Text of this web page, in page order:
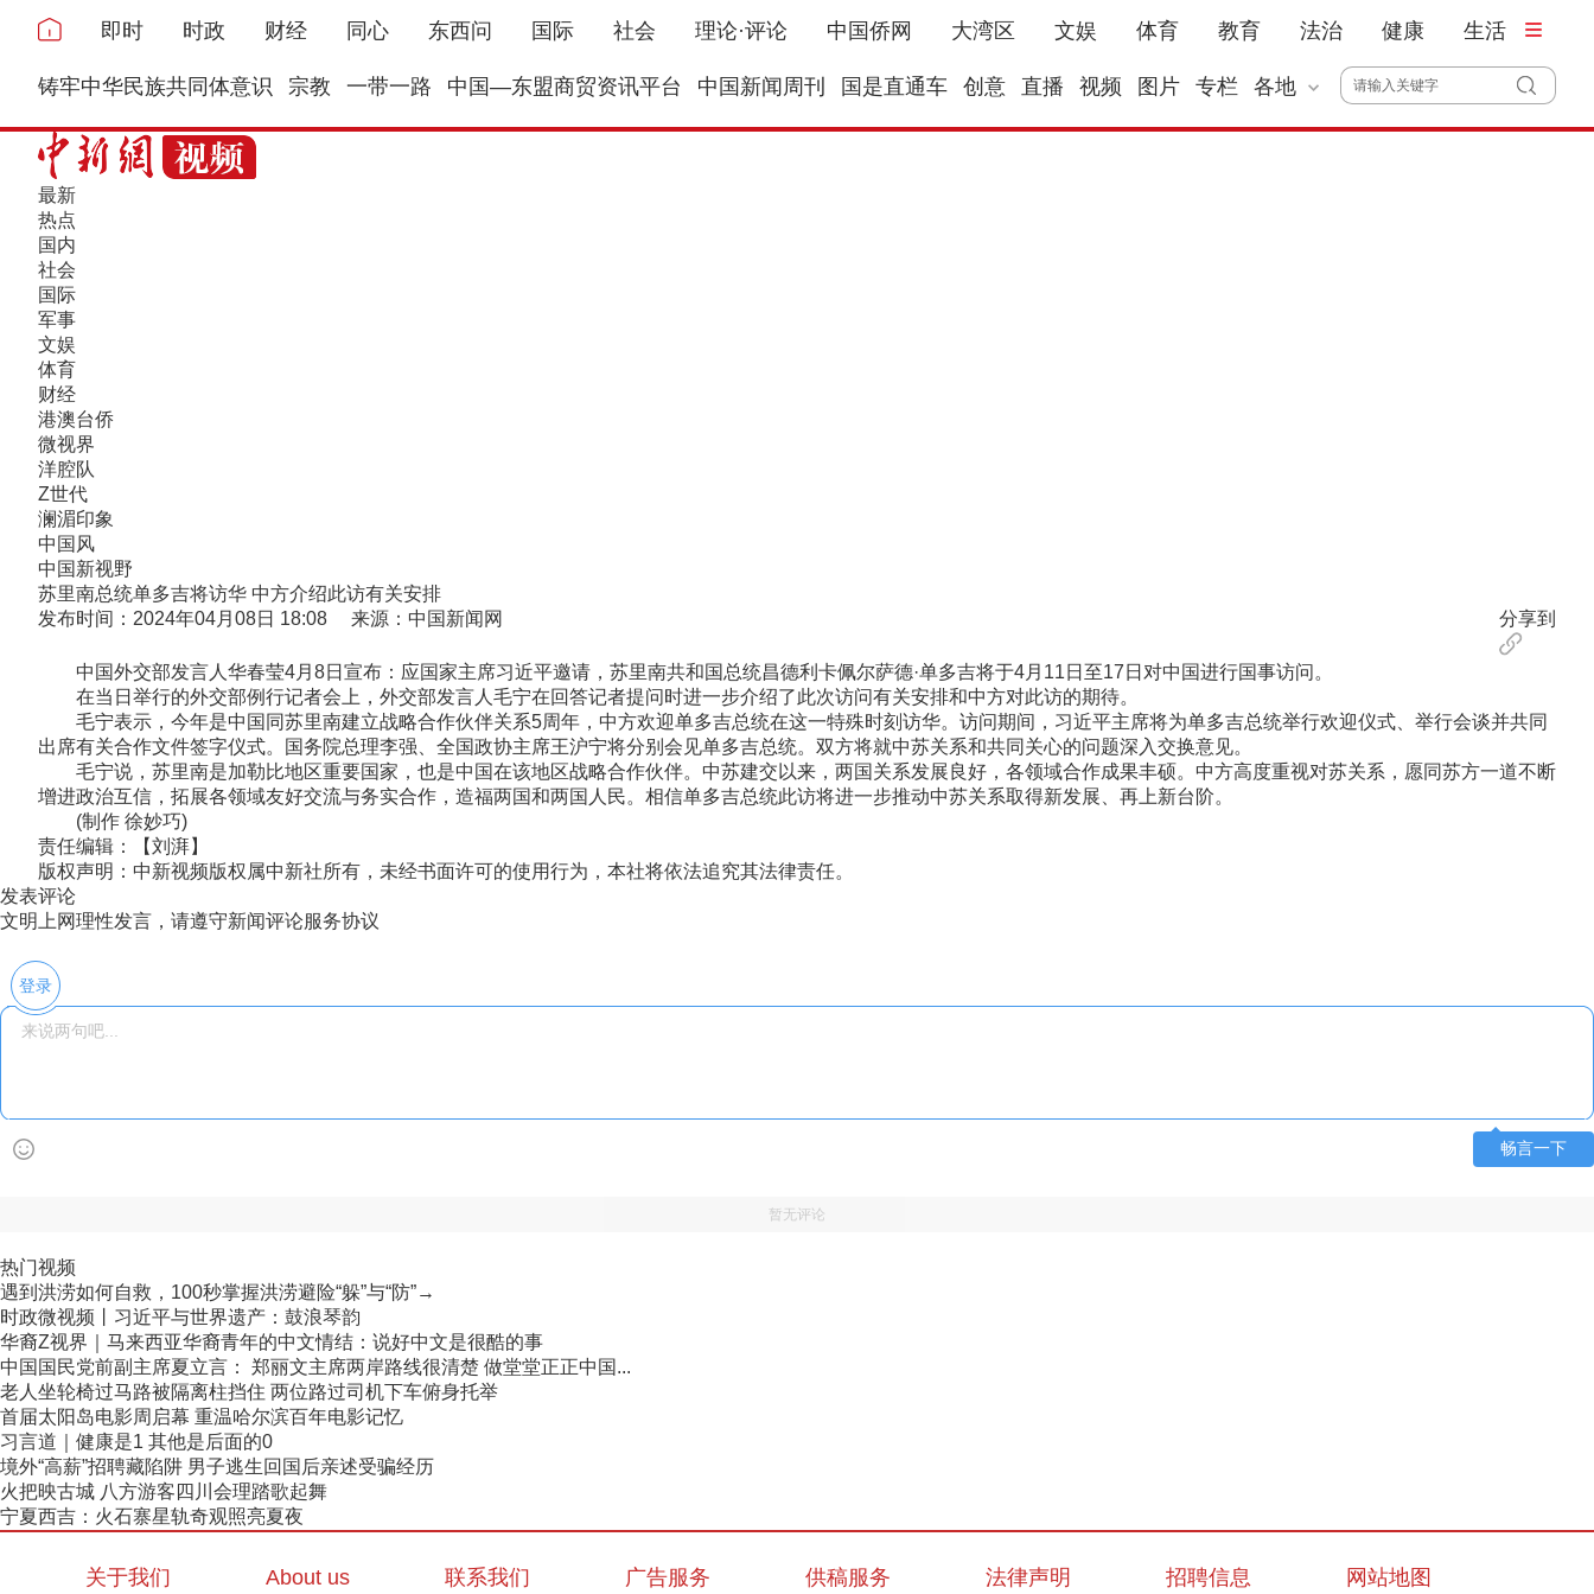
即时 时政 财经 同心 东西问 国际 社会 理论·评论 中国侨网 大湾区 文娱 体育 教育 法治 健康 生活
铸牢中华民族共同体意识 宗教 一带一路 中国—东盟商贸资讯平台 中国新闻周刊 国是直通车 创意 直播 视频 图片 专栏 各地
最新
热点
国内
社会
国际
军事
文娱
体育
财经
港澳台侨
微视界
洋腔队
Z世代
澜湄印象
中国风
中国新视野
苏里南总统单多吉将访华 中方介绍此访有关安排
发布时间：2024年04月08日 18:08 来源：中国新闻网
分享到
中国外交部发言人华春莹4月8日宣布：应国家主席习近平邀请，苏里南共和国总统昌德利卡佩尔萨德·单多吉将于4月11日至17日对中国进行国事访问。
在当日举行的外交部例行记者会上，外交部发言人毛宁在回答记者提问时进一步介绍了此次访问有关安排和中方对此访的期待。
毛宁表示，今年是中国同苏里南建立战略合作伙伴关系5周年，中方欢迎单多吉总统在这一特殊时刻访华。访问期间，习近平主席将为单多吉总统举行欢迎仪式、举行会谈并共同
出席有关合作文件签字仪式。国务院总理李强、全国政协主席王沪宁将分别会见单多吉总统。双方将就中苏关系和共同关心的问题深入交换意见。
毛宁说，苏里南是加勒比地区重要国家，也是中国在该地区战略合作伙伴。中苏建交以来，两国关系发展良好，各领域合作成果丰硕。中方高度重视对苏关系，愿同苏方一道不断
增进政治互信，拓展各领域友好交流与务实合作，造福两国和两国人民。相信单多吉总统此访将进一步推动中苏关系取得新发展、再上新台阶。
(制作 徐妙巧)
责任编辑：【刘湃】
版权声明：中新视频版权属中新社所有，未经书面许可的使用行为，本社将依法追究其法律责任。
发表评论
文明上网理性发言，请遵守新闻评论服务协议
登录
畅言一下
暂无评论
热门视频
遇到洪涝如何自救，100秒掌握洪涝避险“躲”与“防”→
时政微视频丨习近平与世界遗产：鼓浪琴韵
华裔Z视界｜马来西亚华裔青年的中文情结：说好中文是很酷的事
中国国民党前副主席夏立言： 郑丽文主席两岸路线很清楚 做堂堂正正中国...
老人坐轮椅过马路被隔离柱挡住 两位路过司机下车俯身托举
首届太阳岛电影周启幕 重温哈尔滨百年电影记忆
习言道｜健康是1 其他是后面的0
境外“高薪”招聘藏陷阱 男子逃生回国后亲述受骗经历
火把映古城 八方游客四川会理踏歌起舞
宁夏西吉：火石寨星轨奇观照亮夏夜
关于我们 About us 联系我们 广告服务 供稿服务 法律声明 招聘信息 网站地图